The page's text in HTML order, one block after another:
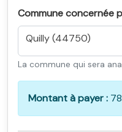
Commune concernée
Quilly (44750)
La commune qui sera
Montant à payer :